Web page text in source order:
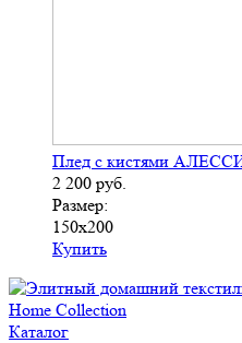
Плед с кистями
2 200 руб.
Размер:
150х200
Купить
Каталог